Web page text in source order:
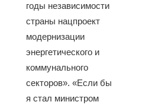
годы независимости
страны нацпроект
модернизации
энергетического и
коммунального
секторов». «Если бы
я стал министром